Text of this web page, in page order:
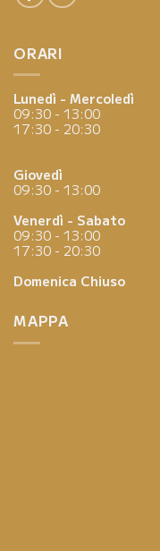
ORARI
Lunedì - Mercoledì
09:30 - 13:00
17:30 - 20:30
Giovedì
09:30 - 13:00
Venerdì - Sabato
09:30 - 13:00
17:30 - 20:30
Domenica Chiuso
MAPPA